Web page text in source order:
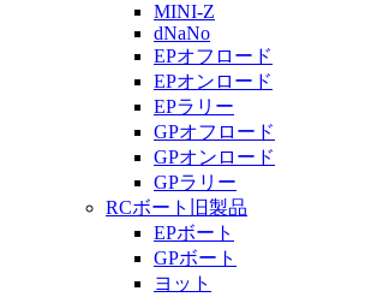
MINI-Z
dNaNo
EPオフロード
EPオンロード
EPラリー
GPオフロード
GPオンロード
GPラリー
RCボート旧製品
EPボート
GPボート
ヨット